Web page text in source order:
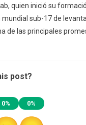
quien inició su
sub-17 de
de las principales
post?
0% 0%